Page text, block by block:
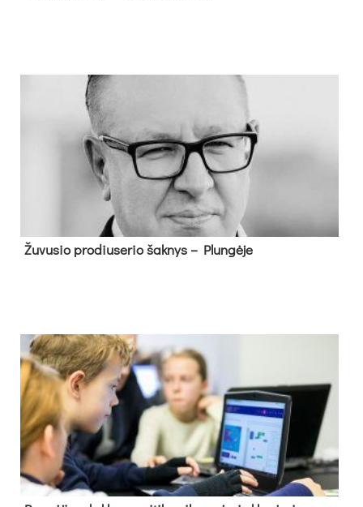
Žu­vu­sio pro­diu­se­rio šak­nys – Plun­gė­je